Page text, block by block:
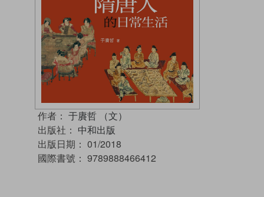
作者： 于賡哲 （文）
出版社： 中和出版
出版日期： 01/2018
國際書號： 9789888466412